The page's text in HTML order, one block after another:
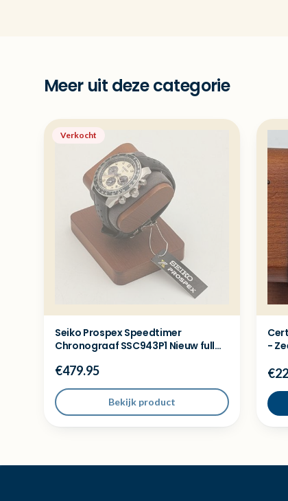
Meer uit deze categorie
Verkocht
Seiko Prospex Speedtimer
Chronograaf SSC943P1 Nieuw full
€479.95
Bekijk product
-